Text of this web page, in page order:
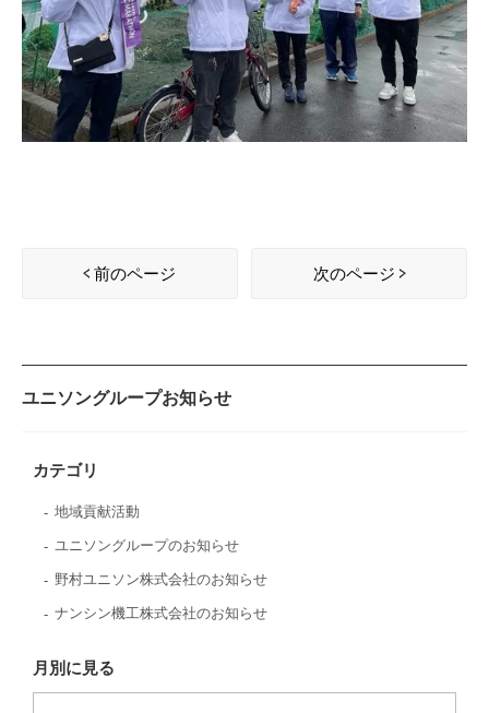
前のページ 次のページ
ユニソングループお知らせ
カテゴリ
地域貢献活動
ユニソングループのお知らせ
野村ユニソン株式会社のお知らせ
ナンシン機工株式会社のお知らせ
月別に見る